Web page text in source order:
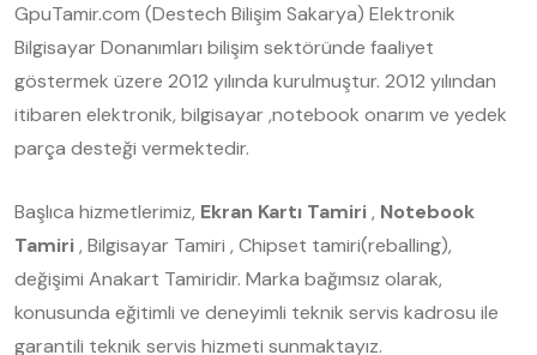
GpuTamir.com (Destech Bilişim Sakarya) Elektronik
Bilgisayar Donanımları bilişim sektöründe faaliyet
göstermek üzere 2012 yılında kurulmuştur. 2012 yılından
itibaren elektronik, bilgisayar ,notebook onarım ve yedek
parça desteği vermektedir.
Başlıca hizmetlerimiz, Ekran Kartı Tamiri, Notebook
Tamiri, Bilgisayar Tamiri , Chipset tamiri(reballing),
değişimi Anakart Tamiridir. Marka bağımsız olarak,
konusunda eğitimli ve deneyimli teknik servis kadrosu ile
garantili teknik servis hizmeti sunmaktayız.